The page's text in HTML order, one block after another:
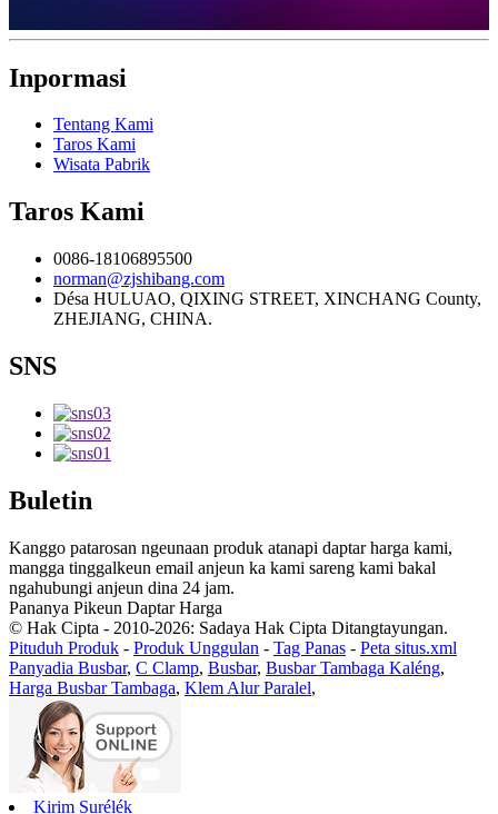
Inpormasi
Tentang Kami
Taros Kami
Wisata Pabrik
Taros Kami
0086-18106895500
norman@zjshibang.com
Désa HULUAO, QIXING STREET, XINCHANG County,
ZHEJIANG, CHINA.
SNS
Buletin
Kanggo patarosan ngeunaan produk atanapi daptar harga kami,
mangga tinggalkeun email anjeun ka kami sareng kami bakal
ngahubungi anjeun dina 24 jam.
Pananya Pikeun Daptar Harga
© Hak Cipta - 2010-2026: Sadaya Hak Cipta Ditangtayungan.
Pituduh Produk - Produk Unggulan - Tag Panas - Peta situs.xml
Panyadia Busbar, C Clamp, Busbar, Busbar Tambaga Kaléng,
Harga Busbar Tambaga, Klem Alur Paralel,
Kirim Surélék